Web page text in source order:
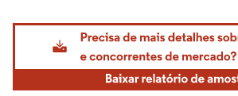
Imagem © Mordor Intelligence. O reuso requer